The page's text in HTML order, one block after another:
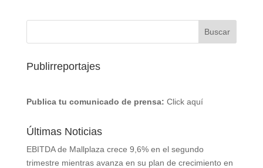
Publirreportajes
Publica tu comunicado de prensa: Click aquí
Últimas Noticias
EBITDA de Mallplaza crece 9,6% en el segundo
trimestre mientras avanza en su plan de crecimiento en